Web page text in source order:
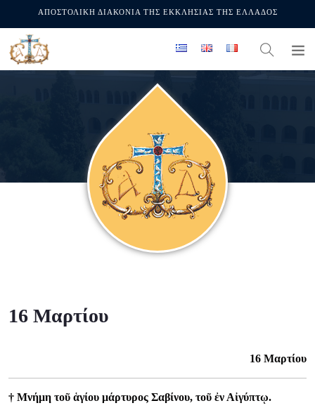
ΑΠΟΣΤΟΛΙΚΗ ΔΙΑΚΟΝΙΑ ΤΗΣ ΕΚΚΛΗΣΙΑΣ ΤΗΣ ΕΛΛΑΔΟΣ
16 Μαρτίου
16 Μαρτίου
† Μνήμη τοῦ ἁγίου μάρτυρος Σαβίνου, τοῦ ἐν Αἰγύπτῳ.